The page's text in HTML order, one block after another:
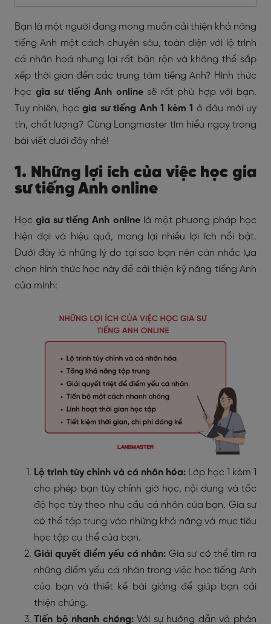
Bạn là một người đang mong muốn cải thiện khả năng
tiếng Anh một cách chuyên sâu, toàn diện với lộ trình
cá nhân hoá nhưng lại rất bận rộn và không thể sắp
xếp thời gian đến các trung tâm tiếng Anh? Hình thức
học gia sư tiếng Anh online sẽ rất phù hợp với bạn.
Tuy nhiên, họcgia sư tiếng Anh 1 kèm 1 ở đâu mới uy
tín, chất lượng? Cùng Langmaster tìm hiểu ngay trong
bài viết dưới đây nhé!
1. Những lợi ích của việc học gia
sư tiếng Anh online
Họcgia sư tiếng Anh onlinelà một phương pháp học
hiện đại và hiệu quả, mang lại nhiều lợi ích nổi bật.
Dưới đây là những lý do tại sao bạn nên cân nhắc lựa
chọn hình thức học này để cải thiện kỹ năng tiếng Anh
của mình:
Lộ trình tùy chỉnh và cá nhân hóa: Lớp học 1 kèm 1
cho phép bạn tùy chỉnh giờ học, nội dung và tốc
độ học tùy theo nhu cầu cá nhân của bạn. Gia sư
có thể tập trung vào những khả năng và mục tiêu
học tập cụ thể của bạn.
Giải quyết điểm yếu cá nhân: Gia sư có thể tìm ra
những điểm yếu cá nhân trong việc học tiếng Anh
của bạn và thiết kế bài giảng để giúp bạn cải
thiện chúng.
Tiến bộ nhanh chóng:Với sự hướng dẫn và phản